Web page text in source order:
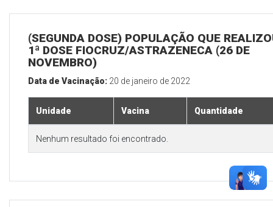
(SEGUNDA DOSE) POPULAÇÃO QUE
1ª DOSE FIOCRUZ/ASTRAZENECA (26 DE
NOVEMBRO)
Data de Vacinação: 20 de janeiro de 2022
Unidade Vacina Quantidade
Nenhum resultado foi encontrado.